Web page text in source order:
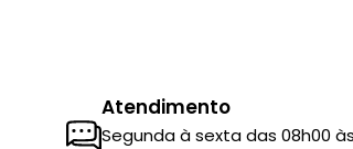
Atendimento
Segunda à sexta das 08h00 às